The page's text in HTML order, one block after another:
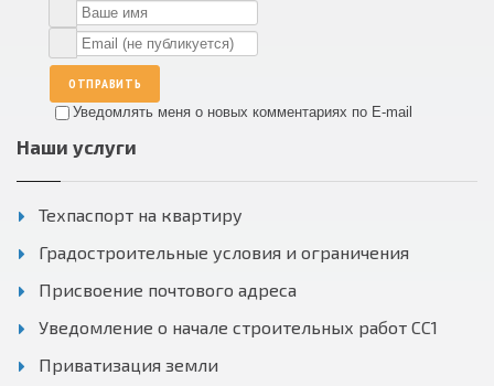
ОТПРАВИТЬ
Уведомлять меня о новых комментариях по E-mail
Наши услуги
Техпаспорт на квартиру
Градостроительные условия и ограничения
Присвоение почтового адреса
Уведомление о начале строительных работ СС1
Приватизация земли